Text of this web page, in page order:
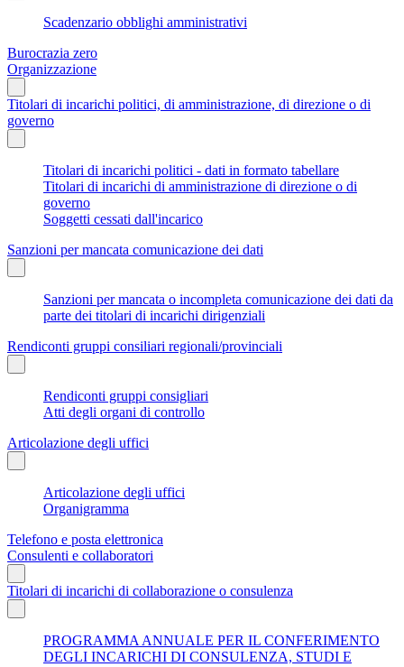
Scadenzario obblighi amministrativi
Burocrazia zero
Organizzazione
Titolari di incarichi politici, di amministrazione, di direzione o di
governo
Titolari di incarichi politici - dati in formato tabellare
Titolari di incarichi di amministrazione di direzione o di
governo
Soggetti cessati dall'incarico
Sanzioni per mancata comunicazione dei dati
Sanzioni per mancata o incompleta comunicazione dei dati da
parte dei titolari di incarichi dirigenziali
Rendiconti gruppi consiliari regionali/provinciali
Rendiconti gruppi consigliari
Atti degli organi di controllo
Articolazione degli uffici
Articolazione degli uffici
Organigramma
Telefono e posta elettronica
Consulenti e collaboratori
Titolari di incarichi di collaborazione o consulenza
PROGRAMMA ANNUALE PER IL CONFERIMENTO
DEGLI INCARICHI DI CONSULENZA, STUDI E